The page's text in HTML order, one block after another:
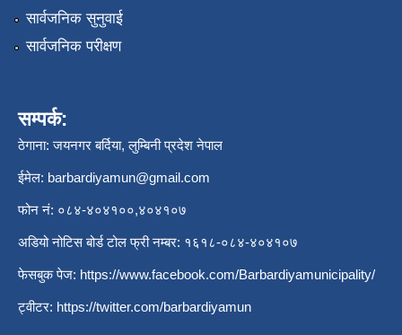
सार्वजनिक सुनुवाई
सार्वजनिक परीक्षण
सम्पर्क:
ठेगाना: जयनगर बर्दिया, लुम्बिनी प्रदेश नेपाल
ईमेल: barbardiyamun@gmail.com
फोन नं: ०८४-४०४१००,४०४१०७
अडियो नोटिस बोर्ड टोल फ्री नम्बर: १६१८-०८४-४०४१०७
फेसबुक पेज: https://www.facebook.com/Barbardiyamunicipality/
ट्वीटर: https://twitter.com/barbardiyamun